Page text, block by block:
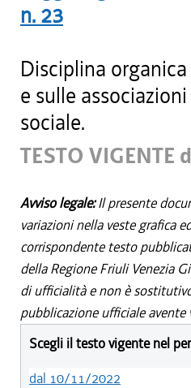
n. 23
Disciplina
e sulle
sociale.
TESTO
Avviso legale:Il presente
variazioni nella veste grafica
corrispondente testo
della Regione Friuli Venezia
di ufficialità e non è
pubblicazione ufficiale avente
Scegli il testo vigente nel
dal 10/11/2022